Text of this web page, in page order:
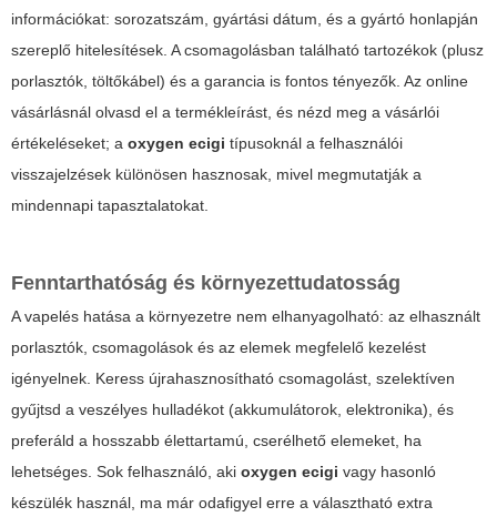
információkat: sorozatszám, gyártási dátum, és a gyártó honlapján
szereplő hitelesítések. A csomagolásban található tartozékok (plusz
porlasztók, töltőkábel) és a garancia is fontos tényezők. Az online
vásárlásnál olvasd el a termékleírást, és nézd meg a vásárlói
értékeléseket; a oxygen ecigi típusoknál a felhasználói
visszajelzések különösen hasznosak, mivel megmutatják a
mindennapi tapasztalatokat.
Fenntarthatóság és környezettudatosság
A vapelés hatása a környezetre nem elhanyagolható: az elhasznált
porlasztók, csomagolások és az elemek megfelelő kezelést
igényelnek. Keress újrahasznosítható csomagolást, szelektíven
gyűjtsd a veszélyes hulladékot (akkumulátorok, elektronika), és
preferáld a hosszabb élettartamú, cserélhető elemeket, ha
lehetséges. Sok felhasználó, aki oxygen ecigi vagy hasonló
készülék használ, ma már odafigyel erre a választható extra